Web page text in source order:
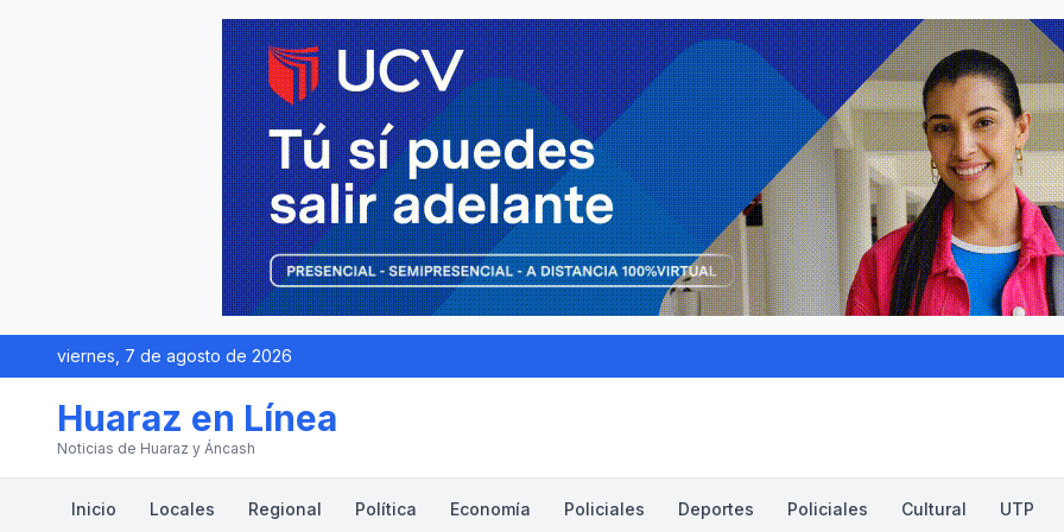
viernes, 7 de agosto de 2026
Huaraz en Línea
Noticias de Huaraz y Áncash
Inicio Locales Regional Política Economía Policiales Deportes Policiales Cultural UTP